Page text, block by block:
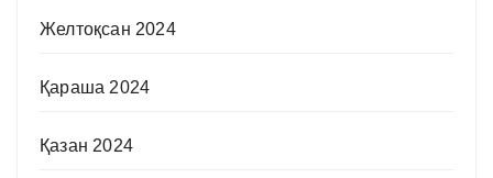
Желтоқсан 2024
Қараша 2024
Қазан 2024